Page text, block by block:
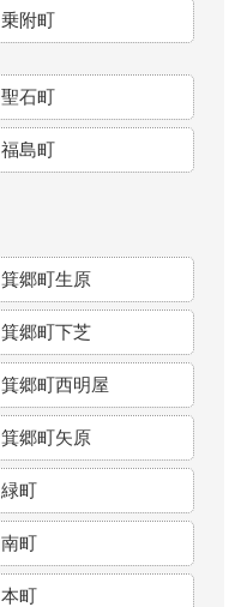
乗附町
聖石町
福島町
箕郷町生原
箕郷町下芝
箕郷町西明屋
箕郷町矢原
緑町
南町
本町